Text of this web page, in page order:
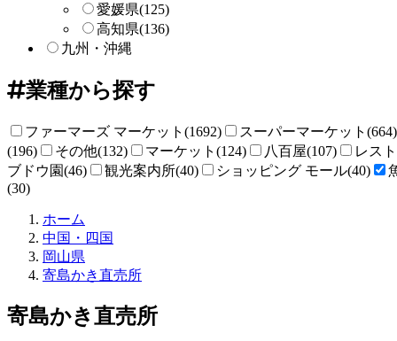
愛媛県(125)
高知県(136)
九州・沖縄
業種から探す
ファーマーズ マーケット(1692)
スーパーマーケット(664)
(196)
その他(132) マーケット(124) 八百屋(107)
レス
ブドウ園(46)
観光案内所(40) ショッピング モール(40)
(30)
ホーム
売
ね
と
中国・四国
岡山県
寄島かき直売所
寄島かき直売所